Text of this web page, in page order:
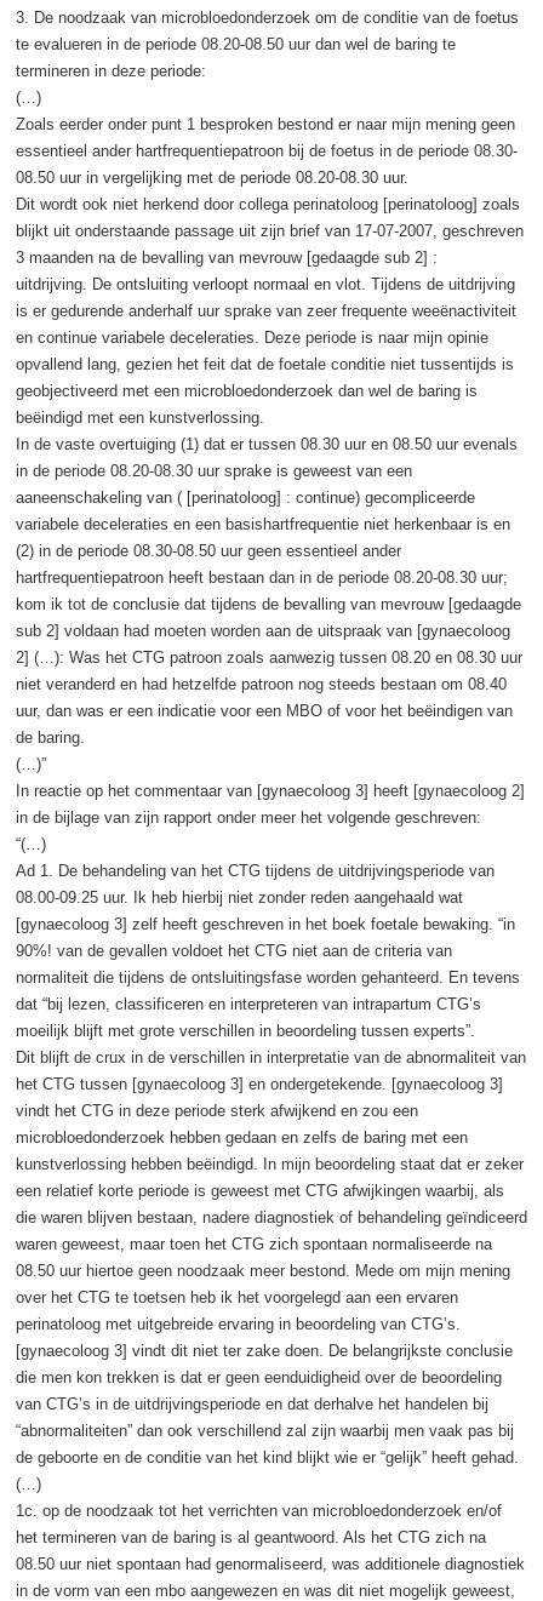
3. De noodzaak van microbloedonderzoek om de conditie van de foetus
te evalueren in de periode 08.20-08.50 uur dan wel de baring te
termineren in deze periode:
(…)
Zoals eerder onder punt 1 besproken bestond er naar mijn mening geen
essentieel ander hartfrequentiepatroon bij de foetus in de periode 08.30-
08.50 uur in vergelijking met de periode 08.20-08.30 uur.
Dit wordt ook niet herkend door collega perinatoloog [perinatoloog] zoals
blijkt uit onderstaande passage uit zijn brief van 17-07-2007, geschreven
3 maanden na de bevalling van mevrouw [gedaagde sub 2] :
uitdrijving. De ontsluiting verloopt normaal en vlot. Tijdens de uitdrijving
is er gedurende anderhalf uur sprake van zeer frequente weeënactiviteit
en continue variabele deceleraties. Deze periode is naar mijn opinie
opvallend lang, gezien het feit dat de foetale conditie niet tussentijds is
geobjectiveerd met een microbloedonderzoek dan wel de baring is
beëindigd met een kunstverlossing.
In de vaste overtuiging (1) dat er tussen 08.30 uur en 08.50 uur evenals
in de periode 08.20-08.30 uur sprake is geweest van een
aaneenschakeling van ( [perinatoloog] : continue) gecompliceerde
variabele deceleraties en een basishartfrequentie niet herkenbaar is en
(2) in de periode 08.30-08.50 uur geen essentieel ander
hartfrequentiepatroon heeft bestaan dan in de periode 08.20-08.30 uur;
kom ik tot de conclusie dat tijdens de bevalling van mevrouw [gedaagde
sub 2] voldaan had moeten worden aan de uitspraak van [gynaecoloog
2] (…): Was het CTG patroon zoals aanwezig tussen 08.20 en 08.30 uur
niet veranderd en had hetzelfde patroon nog steeds bestaan om 08.40
uur, dan was er een indicatie voor een MBO of voor het beëindigen van
de baring.
(…)”
In reactie op het commentaar van [gynaecoloog 3] heeft [gynaecoloog 2]
in de bijlage van zijn rapport onder meer het volgende geschreven:
“(…)
Ad 1. De behandeling van het CTG tijdens de uitdrijvingsperiode van
08.00-09.25 uur. Ik heb hierbij niet zonder reden aangehaald wat
[gynaecoloog 3] zelf heeft geschreven in het boek foetale bewaking. “in
90%! van de gevallen voldoet het CTG niet aan de criteria van
normaliteit die tijdens de ontsluitingsfase worden gehanteerd. En tevens
dat “bij lezen, classificeren en interpreteren van intrapartum CTG’s
moeilijk blijft met grote verschillen in beoordeling tussen experts”.
Dit blijft de crux in de verschillen in interpretatie van de abnormaliteit van
het CTG tussen [gynaecoloog 3] en ondergetekende. [gynaecoloog 3]
vindt het CTG in deze periode sterk afwijkend en zou een
microbloedonderzoek hebben gedaan en zelfs de baring met een
kunstverlossing hebben beëindigd. In mijn beoordeling staat dat er zeker
een relatief korte periode is geweest met CTG afwijkingen waarbij, als
die waren blijven bestaan, nadere diagnostiek of behandeling geïndiceerd
waren geweest, maar toen het CTG zich spontaan normaliseerde na
08.50 uur hiertoe geen noodzaak meer bestond. Mede om mijn mening
over het CTG te toetsen heb ik het voorgelegd aan een ervaren
perinatoloog met uitgebreide ervaring in beoordeling van CTG’s.
[gynaecoloog 3] vindt dit niet ter zake doen. De belangrijkste conclusie
die men kon trekken is dat er geen eenduidigheid over de beoordeling
van CTG’s in de uitdrijvingsperiode en dat derhalve het handelen bij
“abnormaliteiten” dan ook verschillend zal zijn waarbij men vaak pas bij
de geboorte en de conditie van het kind blijkt wie er “gelijk” heeft gehad.
(…)
1c. op de noodzaak tot het verrichten van microbloedonderzoek en/of
het termineren van de baring is al geantwoord. Als het CTG zich na
08.50 uur niet spontaan had genormaliseerd, was additionele diagnostiek
in de vorm van een mbo aangewezen en was dit niet mogelijk geweest,